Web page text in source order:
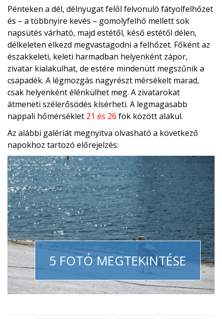
Pénteken a dél, délnyugat felől felvonuló fátyolfelhőzet
és – a többnyire kevés – gomolyfelhő mellett sok
napsütés várható, majd estétől, késő estétől délen,
délkeleten elkezd megvastagodni a felhőzet. Főként az
északkeleti, keleti harmadban helyenként zápor,
zivatar kialakulhat, de estére mindenütt megszűnik a
csapadék. A légmozgás nagyrészt mérsékelt marad,
csak helyenként élénkülhet meg. A zivatarokat
átmeneti szélerősödés kísérheti. A legmagasabb
nappali hőmérséklet 21 és 26 fok között alakul.
Az alábbi galériát megnyitva olvasható a következő
napokhoz tartozó előrejelzés:
5 FOTÓ MEGTEKINTÉSE